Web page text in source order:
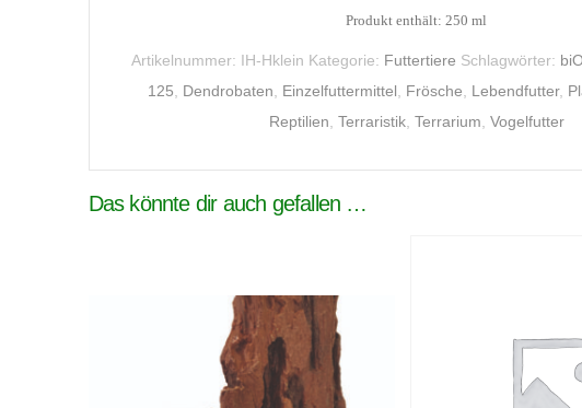
Produkt enthält: 250ml
Artikelnummer: IH-Hklein Kategorie: Futtertiere Schlagwörter:
125
Dendrobaten Einzelfuttermittel Frösche Lebendfutter,
Reptilien Terraristik, Terrarium Vogelfutter
Das könnte dir auch gefallen …